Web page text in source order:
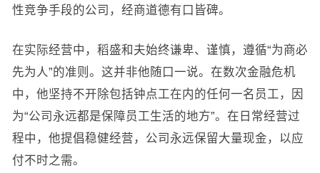
性竞争手段的公司，经商道德有口皆碑。
在实际经营中，稻盛和夫始终谦卑、谨慎，遵循“为商必
先为人”的准则。这并非他随口一说。在数次金融危机
中，他坚持不开除包括钟点工在内的任何一名员工，因
为“公司永远都是保障员工生活的地方”。在日常经营过
程中，他提倡稳健经营，公司永远保留大量现金，以应
付不时之需。